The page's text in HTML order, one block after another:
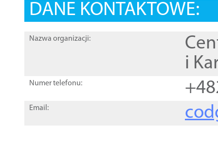
DANE KONTAKTOWE:
Nazwa organizacji:
i
Numer telefonu:
Email: